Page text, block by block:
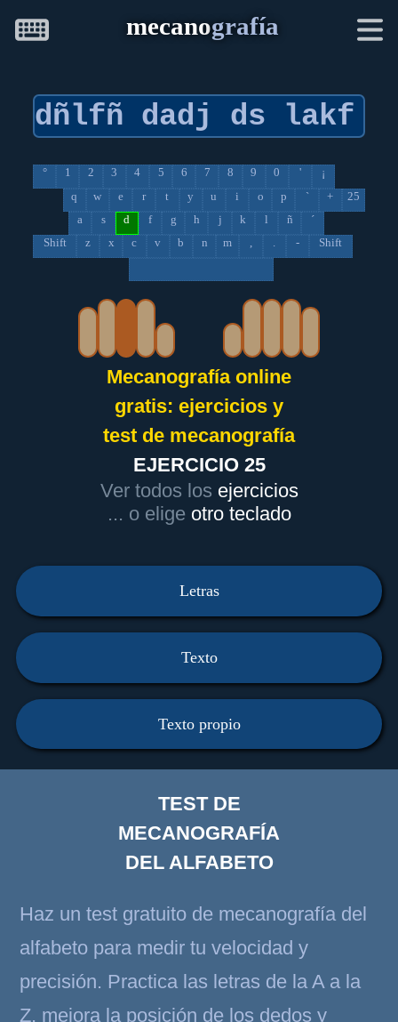
mecanografía
° 1 2 3 4 5 6 7 8 9 0 '
¡
q
w e r t y u i o p ` +
25
a
s d f g h j k l ñ
´
Shift
z x c v b n m - Shift
Mecanografía online
gratis: ejercicios y
test de mecanografía
EJERCICIO 25
Ver todos los ejercicios
... o elige otro teclado
Letras
Texto
Texto propio
TEST DE
MECANOGRAFÍA
DEL ALFABETO
Haz un test gratuito de mecanografía del
alfabeto para medir tu velocidad y
precisión. Practica las letras de la A a la
Z, mejora la posición de los dedos y